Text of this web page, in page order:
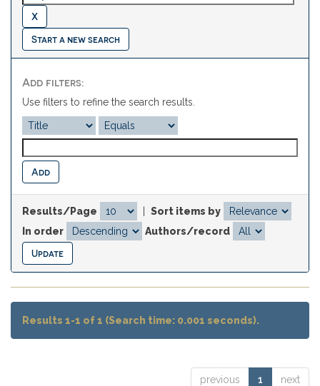
Start a new search
Add filters:
Use filters to refine the search results.
Results/Page
Sort items by
In order
Authors/record
Results 1-1 of 1 (Search time: 0.001 seconds).
previous 1 next